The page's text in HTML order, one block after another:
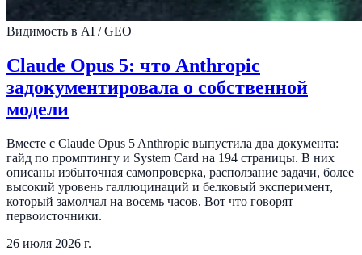
Видимость в AI / GEO
Claude Opus 5: что Anthropic
задокументировала о собственной
модели
Вместе с Claude Opus 5 Anthropic выпустила два документа:
гайд по промптингу и System Card на 194 страницы. В них
описаны избыточная самопроверка, расползание задачи, более
высокий уровень галлюцинаций и белковый эксперимент,
который замолчал на восемь часов. Вот что говорят
первоисточники.
26 июля 2026 г.